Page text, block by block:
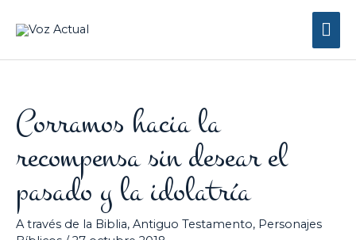
Corramos hacia la
recompensa sin desear el
pasado y la idolatría
A través de la Biblia, Antiguo Testamento, Personajes